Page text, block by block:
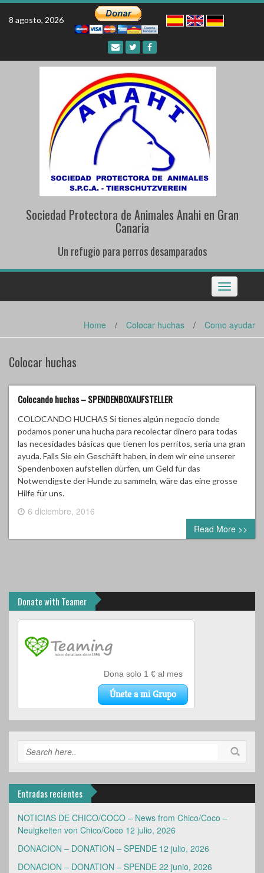
Skip
8 agosto, 2026
Sociedad Protectora de Animales Anahi en Gran
Canaria
Un refugio para perros desamparados
Toggle
navigation
Home / Colocar huchas / Como ayudar
Colocar huchas
Colocando huchas – SPENDENBOXAUFSTELLER
COLOCANDO HUCHAS Si tienes algún negocio donde
podamos poner una hucha para recolectar dinero para todas
las necesidades básicas que tienen los perritos, sería una gran
ayuda. Falls Sie ein Geschäft haben, in dem wir eine unserer
Spendenboxen aufstellen dürfen, um Geld für das
Notwendigste der Hunde zu sammeln, wäre das eine grosse
Hilfe für uns.
6 diciembre, 2016
0 comment
Read More >>
Donate with Teamer
Entradas recientes
NOTICIAS DE CHICO/COCO – News from Chico/Coco –
Neuigkeiten von Chico/Coco 12 julio, 2026
DONACION – DONATION – SPENDE 12 julio, 2026
DONACION – DONATION – SPENDE 22 junio, 2026